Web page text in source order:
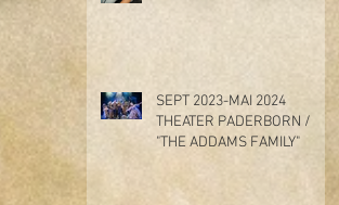
SEPT 2023-MAI 2024
THEATER PADERBORN /
"THE ADDAMS FAMILY"